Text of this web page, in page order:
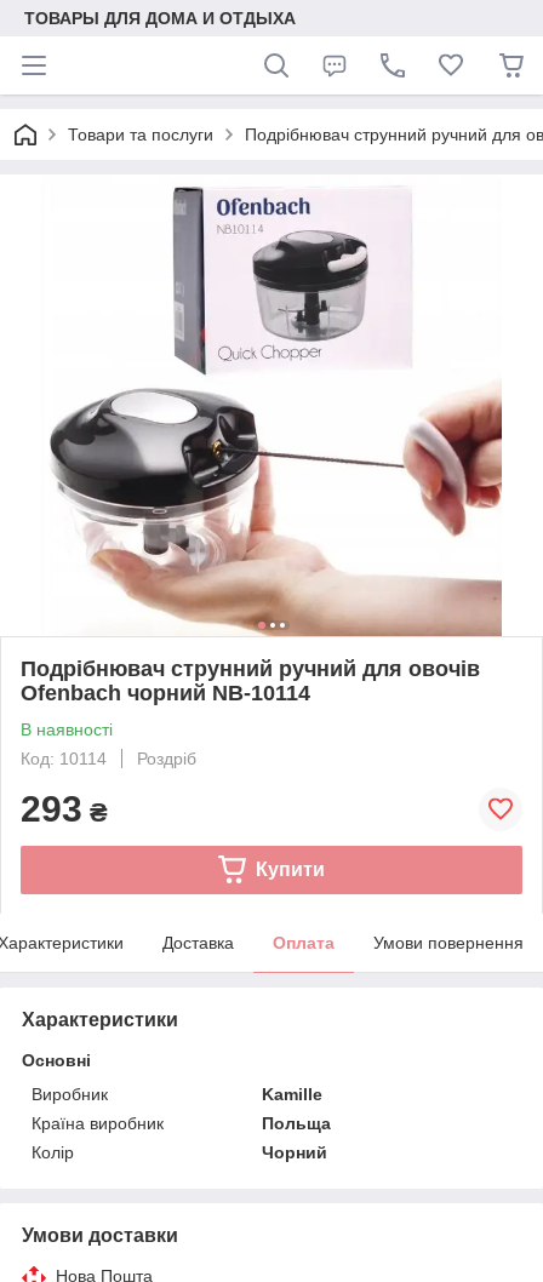
ТОВАРЫ ДЛЯ ДОМА И ОТДЫХА
Товари та послуги Подрібнювач струнний ручний для
Подрібнювач струнний ручний для овочів
Ofenbach чорний NB-10114
В наявності
Код: 10114
Роздріб
293 ₴
Купити
Доставка Оплата Умови повернення
Характеристики
Основні
Виробник
Kamille
Країна виробник
Польща
Колір
Чорний
Умови доставки
Нова Пошта